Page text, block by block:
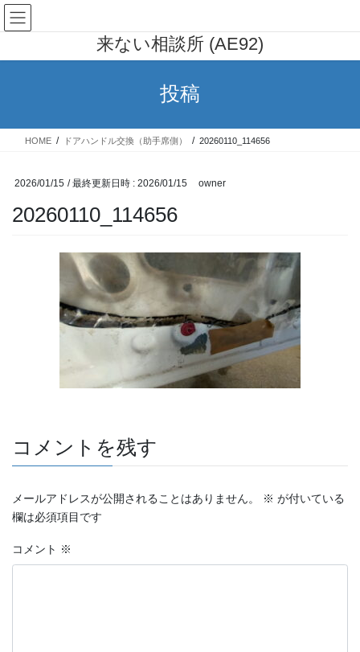
コ
ン
ン
ナ
ビ
ー
来ない相談所 (AE92)
投稿
HOME ドアハンドル交換（助手席側） 20260110_114656
2026/01/15 / 最終更新日時 : 2026/01/15 owner
20260110_114656
コメントを残す
メールアドレスが公開されることはありません。 ※ が付いている
欄は必須項目です
コメント ※